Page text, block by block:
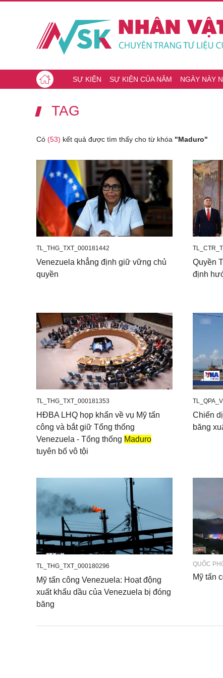
SỰ KIỆN SỰ KIỆN CỦA NĂM NGÀY NÀY
TAG
Có (53) kết quả được tìm thấy cho từ khóa "Maduro"
TL_THG_TXT_000181442
Venezuela khẳng định giữ vững chủ
quyền
Quyền
định
TL_THG_TXT_000181353
HĐBA LHQ họp khẩn về vụ Mỹ tấn
công và bắt giữ Tổng thống
Venezuela - Tổng thống Maduro
tuyên bố vô tội
Chiến
băng
TL_THG_TXT_000180296
Mỹ tấn công Venezuela: Hoạt động
xuất khẩu dầu của Venezuela bị đóng
băng
QUỐC
Mỹ tấn